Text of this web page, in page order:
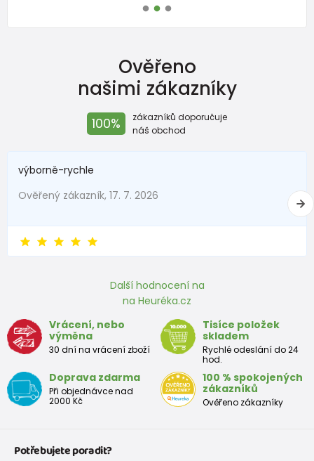
Ověřeno
našimi zákazníky
100%
zákazníků doporučuje
náš obchod
výborně-rychle
Ověřený zákazník, 17. 7. 2026
Další hodnocení na
na Heuréka.cz
Vrácení, nebo
výměna
30 dní na vrácení zboží
Tisíce položek
skladem
Rychlé odeslání do 24
hod.
Doprava zdarma
Při objednávce nad
2000 Kč
100 % spokojených
zákazníků
Ověřeno zákazníky
Potřebujete poradit?